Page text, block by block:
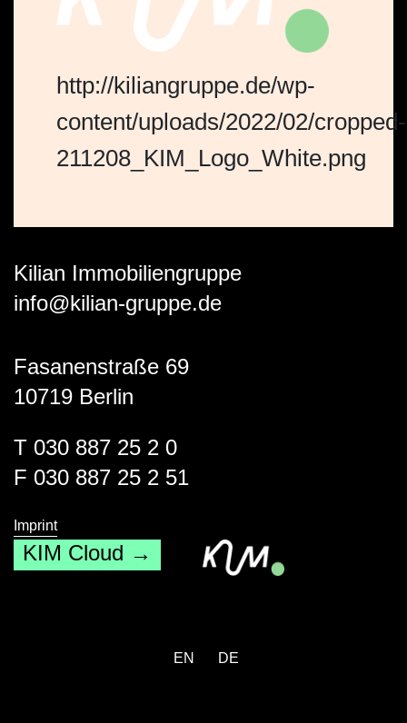
http://kiliangruppe.de/wp-
content/uploads/2022/02/cropped-
211208_KIM_Logo_White.png
Kilian Immobiliengruppe
info@kilian-gruppe.de
Fasanenstraße 69
10719 Berlin
T 030 887 25 2 0
F 030 887 25 2 51
Imprint
KIM Cloud →
EN DE